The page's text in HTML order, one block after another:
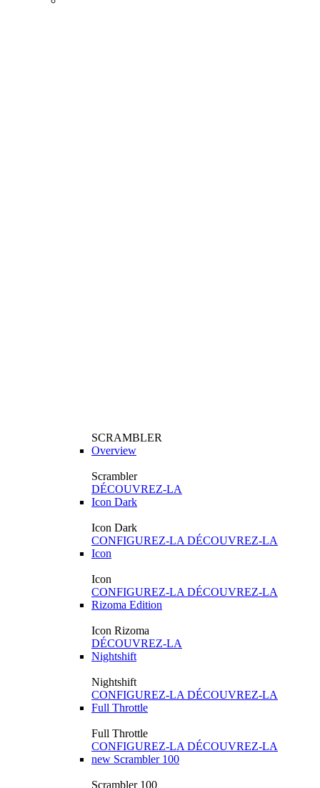
SCRAMBLER
Overview
Scrambler
DÉCOUVREZ-LA
Icon Dark
Icon Dark
CONFIGUREZ-LA DÉCOUVREZ-LA
Icon
Icon
CONFIGUREZ-LA DÉCOUVREZ-LA
Rizoma Edition
Icon Rizoma
DÉCOUVREZ-LA
Nightshift
Nightshift
CONFIGUREZ-LA DÉCOUVREZ-LA
Full Throttle
Full Throttle
CONFIGUREZ-LA DÉCOUVREZ-LA
new Scrambler 100
Scrambler 100